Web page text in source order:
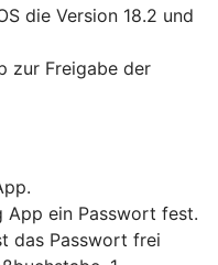
die Version 18.2 und
zur Freigabe der
App ein Passwort fest.
das Passwort frei